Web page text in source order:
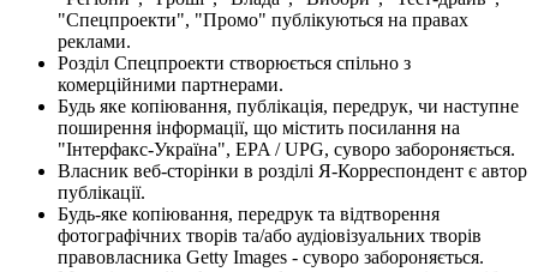
"Спецпроекти", "Промо" публікуються на правах
реклами.
Розділ Спецпроекти створюється спільно з
комерційними партнерами.
Будь яке копіювання, публікація, передрук, чи наступне
поширення інформації, що містить посилання на
"Інтерфакс-Україна", EPA / UPG, суворо забороняється.
Власник веб-сторінки в розділі Я-Корреспондент є автор
публікації.
Будь-яке копіювання, передрук та відтворення
фотографічних творів та/або аудіовізуальних творів
правовласника Getty Images - суворо забороняється.